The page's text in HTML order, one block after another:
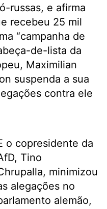
russas, e afirma
recebeu 25 mil
“campanha de
de-lista da
Maximilian
suspenda a sua
contra ele
o copresidente da
Tino
minimizou
alegações no
alemão,